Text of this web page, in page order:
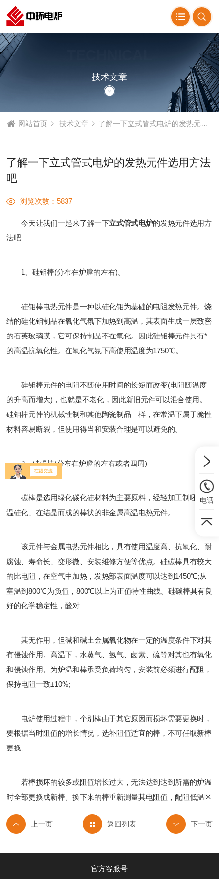
ARTICLE
技术文章
网站首页 技术文章 了解一下立式管式电炉的发热元件选用方法吧
了解一下立式管式电炉的发热元件选用方法
吧
浏览次数：5837
今天让我们一起来了解一下立式管式电炉的发热元件选用方
法吧
1、硅钼棒(分布在炉膛的左右)。
硅钼棒电热元件是一种以硅化钼为基础的电阻发热元件。烧
结的硅化钼制品在氧化气氛下加热到高温，其表面生成一层致密
的石英玻璃膜，它可保持制品不在氧化。因此硅钼棒元件具有*
的高温抗氧化性。在氧化气氛下高使用温度为1750℃。
硅钼棒元件的电阻不随使用时间的长短而改变(电阻随温度
的升高而增大)，也就是不老化，因此新旧元件可以混合使用。
硅钼棒元件的机械性制和其他陶瓷制品一样，在常温下属于脆性
材料容易断裂，但使用得当和安装合理是可以避免的。
2、硅碳棒(分布在炉膛的左右或者四周)
碳棒是选用绿化碳化硅材料为主要原料，经轻加工制呸、高
温硅化、在结晶而成的棒状的非金属高温电热元件。
该元件与金属电热元件相比，具有使用温度高、抗氧化、耐
腐蚀、寿命长、变形微、安装维修方便等优点。硅碳棒具有较大
的比电阻，在空气中加热，发热部表面温度可以达到1450℃;从
室温到800℃为负值，800℃以上为正值特性曲线。硅碳棒具有良
好的化学稳定性，酸对
其无作用，但碱和碱土金属氧化物在一定的温度条件下对其
有侵蚀作用。高温下，水蒸气、氢气、卤素、硫等对其也有氧化
和侵蚀作用。为炉温和棒承受负荷均匀，安装前必须进行配阻，
保持电阻一致±10%;
电炉使用过程中，个别棒由于其它原因而损坏需要更换时，
要根据当时阻值的增长情况，选补阻值适宜的棒，不可任取新棒
更换。
若棒损坏的较多或阻值增长过大，无法达到达到所需的炉温
时全部更换成新棒。换下来的棒重新测量其电阻值，配阻低温区
返回列表
官方客服号
电话